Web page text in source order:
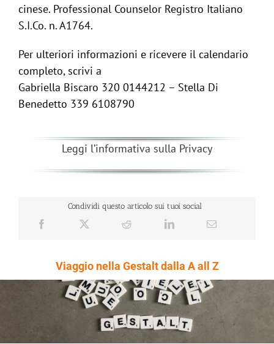
cinese. Professional Counselor Registro Italiano
S.I.Co. n. A1764.
Per ulteriori informazioni e ricevere il calendario
completo, scrivi a
Gabriella Biscaro 320 0144212 – Stella Di
Benedetto 339 6108790
Leggi l’informativa sulla Privacy
Condividi questo articolo sui tuoi social
Viaggio nella Gestalt dalla A all Z